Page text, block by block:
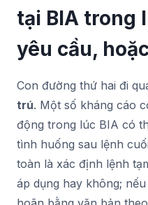
tại BIA trong
yêu cầu,
Con đường thứ hai đi
trú. Một số kháng cáo
động trong lúc BIA có
tình huống sau lệnh
toàn là xác định lệnh
áp dụng hay không;